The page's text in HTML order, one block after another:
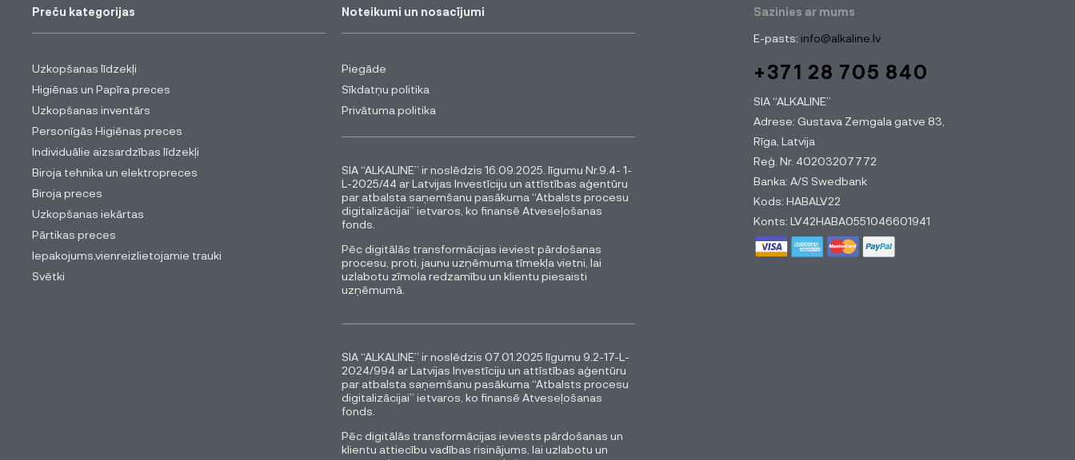
Preču kategorijas
Uzkopšanas līdzekļi
Higiēnas un Papīra preces
Uzkopšanas inventārs
Personīgās Higiēnas preces
Individuālie aizsardzības līdzekļi
Biroja tehnika un elektropreces
Biroja preces
Uzkopšanas iekārtas
Pārtikas preces
Iepakojums,vienreizlietojamie trauki
Svētki
Noteikumi un nosacījumi
Piegāde
Sīkdatņu politika
Privātuma politika
SIA “ALKALINE” ir noslēdzis 16.09.2025. līgumu Nr.9.4- 1-
L-2025/44 ar Latvijas Investīciju un attīstības aģentūru
par atbalsta saņemšanu pasākuma “Atbalsts procesu
digitalizācijai” ietvaros, ko finansē Atveseļošanas
fonds.
Pēc digitālās transformācijas ieviest pārdošanas
procesu, proti, jaunu uzņēmuma tīmekļa vietni, lai
uzlabotu zīmola redzamību un klientu piesaisti
uzņēmumā.
SIA “ALKALINE” ir noslēdzis 07.01.2025 līgumu 9.2-17-L-
2024/994 ar Latvijas Investīciju un attīstības aģentūru
par atbalsta saņemšanu pasākuma “Atbalsts procesu
digitalizācijai” ietvaros, ko finansē Atveseļošanas
fonds.
Pēc digitālās transformācijas ieviests pārdošanas un
klientu attiecību vadības risinājums, lai uzlabotu un
Sazinies ar mums
E-pasts: info@alkaline.lv
+371 28 705 840
SIA “ALKALINE”
Adrese: Gustava Zemgala gatve 83,
Rīga, Latvija
Reģ. Nr. 40203207772
Banka: A/S Swedbank
Kods: HABALV22
Konts: LV42HABA0551046601941